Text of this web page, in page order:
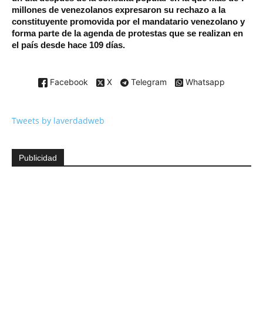
millones de venezolanos expresaron su rechazo a la
constituyente promovida por el mandatario venezolano y
forma parte de la agenda de protestas que se realizan en
el país desde hace 109 días.
Facebook X Telegram Whatsapp
Tweets by laverdadweb
Publicidad